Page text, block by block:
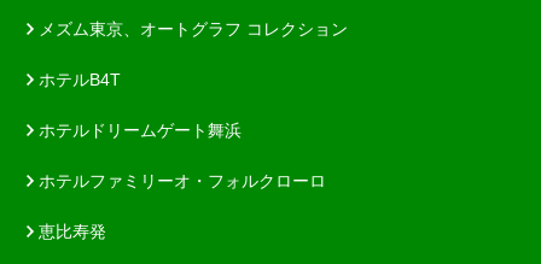
メズム東京、オートグラフ コレクション
ホテルB4T
ホテルドリームゲート舞浜
ホテルファミリーオ・フォルクローロ
恵比寿発